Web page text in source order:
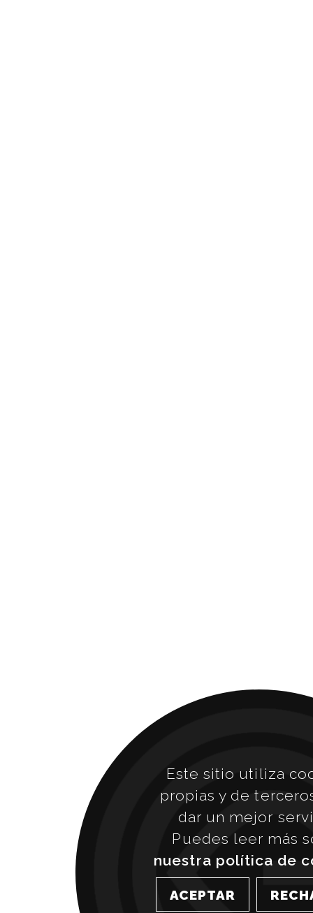
Este sitio utiliza
propias y de
dar un mejor
Puedes leer más
nuestra política de